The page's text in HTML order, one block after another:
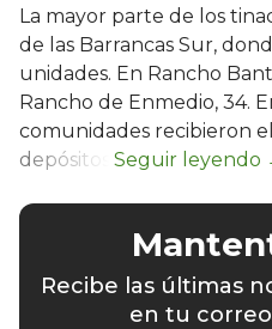
La mayor parte de los
de las Barrancas Sur,
unidades. En Rancho
Rancho de Enmedio, 34.
comunidades recibieron
depósitos.
Recibe las últimas
en tu